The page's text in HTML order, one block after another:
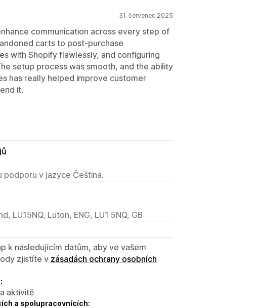
31. červenec 2025
communication across every step of
carts to post‑purchase
with Shopify flawlessly, and configuring
setup process was smooth, and the ability
has really helped improve customer
it.
v jazyce Čeština.
LU15NQ, Luton, ENG, LU1 5NQ, GB
k následujícím datům, aby ve vašem
zjistíte v zásadách ochrany osobních
aktivitě
a spolupracovnících: